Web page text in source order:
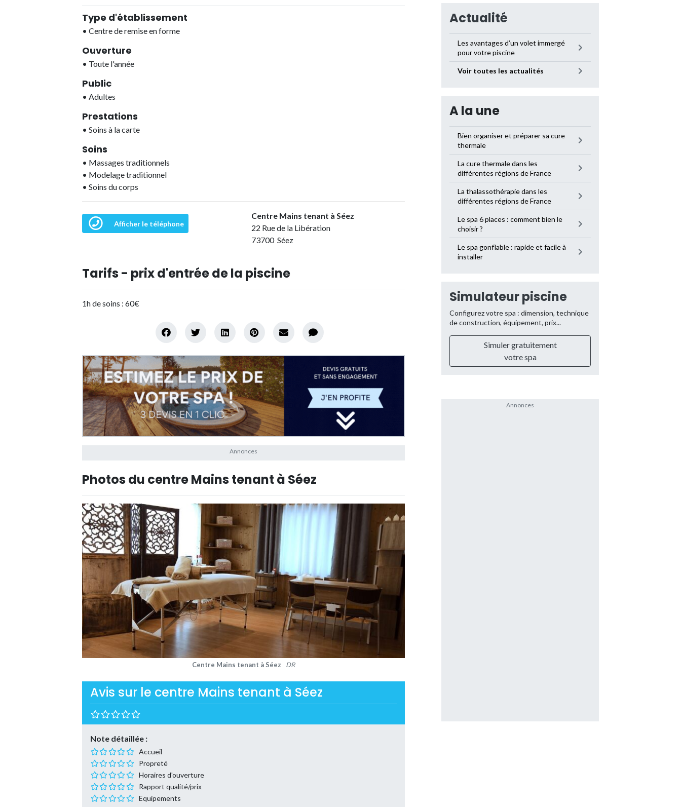
Type d'établissement
• Centre de remise en forme
Ouverture
• Toute l'année
Public
• Adultes
Prestations
• Soins à la carte
Soins
• Massages traditionnels
• Modelage traditionnel
• Soins du corps
Afficher le téléphone
Centre Mains tenant à Séez
22 Rue de la Libération
73700 Séez
Tarifs - prix d'entrée de la piscine
1h de soins : 60€
Photos du centre Mains tenant à Séez
Centre Mains tenant à Séez DR
Avis sur le centre Mains tenant à Séez
Note détaillée :
Accueil
Propreté
Horaires d'ouverture
Rapport qualité/prix
Equipements
Actualité
Les avantages d’un volet immergé
pour votre piscine
Voir toutes les actualités
A la une
Bien organiser et préparer sa cure
thermale
La cure thermale dans les
différentes régions de France
La thalassothérapie dans les
différentes régions de France
Le spa 6 places : comment bien le
choisir ?
Le spa gonflable : rapide et facile à
installer
Simulateur piscine
Configurez votre spa : dimension, technique
de construction, équipement, prix...
Simuler gratuitement
votre spa